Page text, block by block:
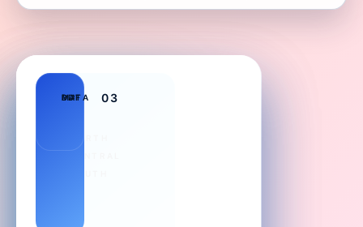
PDF 01
MAP 02
DATA 03